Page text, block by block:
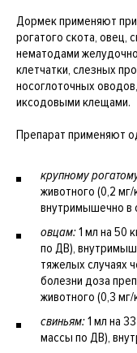
Дормек применяют при
рогатого скота, овец,
нематодами
клетчатки, слезных
носоглоточных
иксодовыми клещами.
Препарат применяют
крупному
животного (0,2
внутримышечно в
овцам:1 мл на 50
по ДВ),
тяжелых случаях
болезни доза
животного (0,3
свиньям:1 мл на
массы по ДВ),